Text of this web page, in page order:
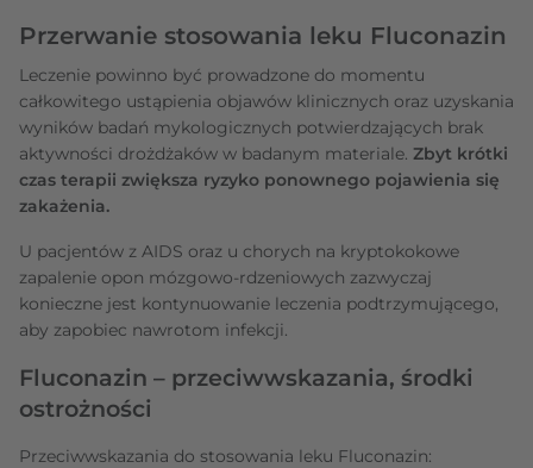
Przerwanie stosowania leku Fluconazin
Leczenie powinno być prowadzone do momentu
całkowitego ustąpienia objawów klinicznych oraz uzyskania
wyników badań mykologicznych potwierdzających brak
aktywności drożdżaków w badanym materiale. Zbyt krótki
czas terapii zwiększa ryzyko ponownego pojawienia się
zakażenia.
U pacjentów z AIDS oraz u chorych na kryptokokowe
zapalenie opon mózgowo-rdzeniowych zazwyczaj
konieczne jest kontynuowanie leczenia podtrzymującego,
aby zapobiec nawrotom infekcji.
Fluconazin – przeciwwskazania, środki
ostrożności
Przeciwwskazania do stosowania leku Fluconazin: